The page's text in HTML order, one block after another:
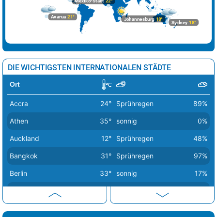
33° Regenschauer
22° wolkig 44%
Tallinn 18° sonnig 13%
Tirana 35° sonnig 6%
Vaduz 36° sonnig 9%
Valletta 29° sonnig 0%
Vatikan Stadt 36° Sprühregen 3%
Vilnius 22° sonnig 31%
Warschau 26° wolkig 38%
Wien 20° wolkenlos 0%
Zagreb 35° Sprühregen 5%
Sydney 18°
Avarua 21° Johannesburg18°
DIE WICHTIGSTEN INTERNATIONALEN STÄDTE
Ort
Accra 24° Sprühregen 89%
Athen 35° sonnig 0%
Auckland 12° Sprühregen 48%
Bangkok 31° Sprühregen 97%
Berlin 33° sonnig 17%
Regenschauer